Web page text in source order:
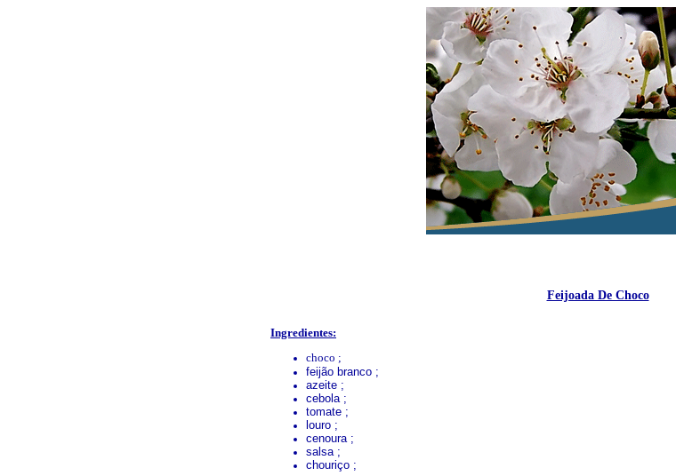
Feijoada De Choco
Ingredientes:
choco ;
feijão branco ;
azeite ;
cebola ;
tomate ;
louro ;
cenoura ;
salsa ;
chouriço ;